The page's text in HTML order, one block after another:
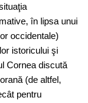
în lipsa unui
occidentale)
istoricului şi
Cornea discută
(de altfel,
pentru